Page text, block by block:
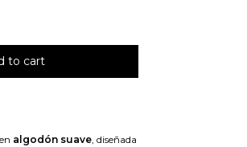
algodón suave, diseñada